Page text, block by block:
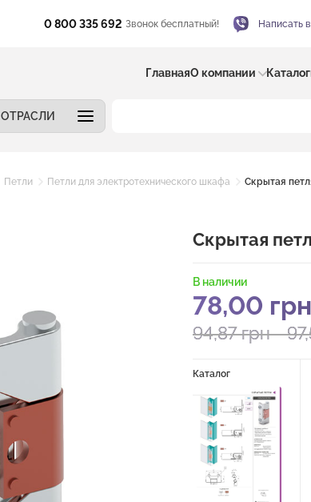
0 800 335 692 Звонок бесплатный! Написать
ГлавнаяО компании
ОТРАСЛИ
Петли Петли для электротехнического шкафа Скрытая
Скрытая
В наличии
78,00 грн
94,87грн-
Каталог